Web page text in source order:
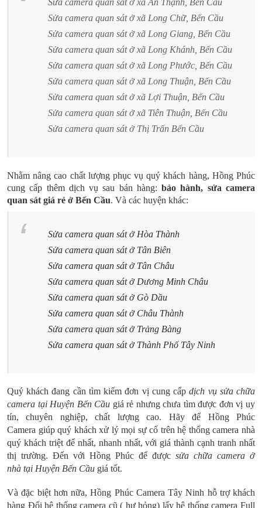
Sửa camera quan sát ở xã Long Chữ, Bến Cầu
Sửa camera quan sát ở xã Long Giang, Bến Cầu
Sửa camera quan sát ở xã Long Khánh, Bến Cầu
Sửa camera quan sát ở xã Long Phước, Bến Cầu
Sửa camera quan sát ở xã Long Thuận, Bến Cầu
Sửa camera quan sát ở xã Lợi Thuận, Bến Cầu
Sửa camera quan sát ở xã Tiên Thuận, Bến Cầu
Sửa camera quan sát ở Thị Trấn Bến Cầu
Nhằm nâng cao chất lượng phục vụ quý khách hàng, Hồng Phúc
cung cấp thêm dịch vụ sau bán hàng:bảo hành, sửa camera
quan sát giá rẻ ở Bến Cầu. Và các huyện khác:
Sửa camera quan sát ở Hòa Thành
Sửa camera quan sát ở Tân Biên
Sửa camera quan sát ở Tân Châu
Sửa camera quan sát ở Dương Minh Châu
Sửa camera quan sát ở Gò Dầu
Sửa camera quan sát ở Châu Thành
Sửa camera quan sát ở Trảng Bàng
Sửa camera quan sát ở Thành Phố Tây Ninh
Quý khách đang cần tìm kiếm đơn vị cung cấpdịch vụ sửa chữa
camera tại Huyện Bến Cầu giá rẻ nhưng chưa tìm được đơn vị uy
tín, chuyên nghiệp, chất lượng cao. Hãy để Hồng Phúc
Camera giúp quý khách xử lý mọi sự cố trên hệ thống camera nhà
quý khách triệt để nhất, nhanh nhất, với giá thành cạnh tranh nhất
thị trường. Đến với Hồng Phúc để được sửa chữa camera ở
nhà tại Huyện Bến Cầu giá tốt.
Và đặc biệt hơn nữa, Hồng Phúc Camera Tây Ninh hỗ trợ khách
hàng Đổi hệ thống camera cũ ( hư hỏng) lấy hệ thống camera Full